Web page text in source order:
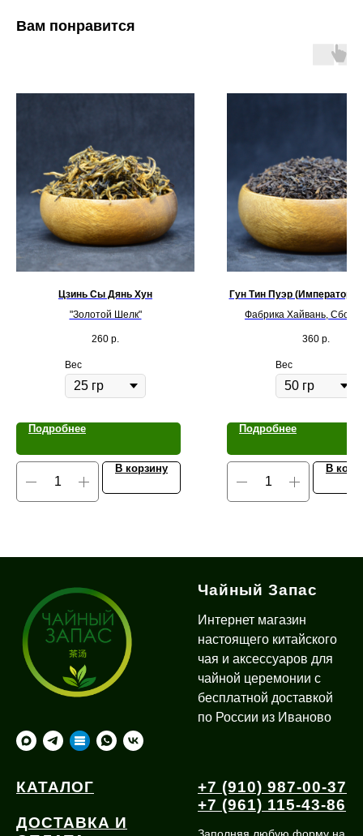
Вам понравится
Цзинь Сы Дянь Хун
"Золотой Шелк"
260 р.
Вес
Подробнее
В корзину
Гун Тин Пуэр
Фабрика Хайвань, Сбор
360 р.
Вес
Подробнее
В
Чайный Запас
Интернет магазин
настоящего китайского
чая и аксессуаров для
чайной церемонии с
бесплатной доставкой
по России из Иваново
КАТАЛОГ
ДОСТАВКА И
+7 (910) 987-00-37
+7 (961) 115-43-86